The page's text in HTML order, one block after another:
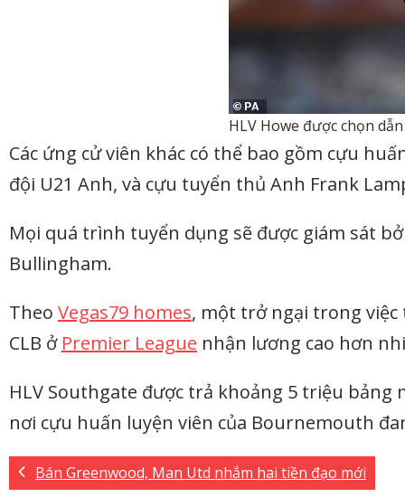
HLV Howe được chọn
Các ứng cử viên khác có thể bao gồm cựu
đội U21 Anh, và cựu tuyển thủ Anh Frank
Mọi quá trình tuyển dụng sẽ được giám sát
Bullingham.
Theo Vegas79 homes, một trở ngại trong việc
CLB ở Premier League nhận lương cao hơn
HLV Southgate được trả khoảng 5 triệu bảng
nơi cựu huấn luyện viên của Bournemouth
Bán Greenwood, Man Utd nhắm hai tiền đạo mới